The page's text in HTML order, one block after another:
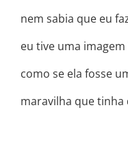
nem sabia que eu
eu tive uma
como se ela fosse
maravilha que tinha